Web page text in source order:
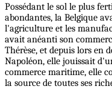
Possédant le sol le plus
abondantes, la Belgique
l'agriculture et les
avait anéanti son
Thérèse, et depuis lors en
Napoléon, elle jouissait
commerce maritime, elle
la source de toutes ses